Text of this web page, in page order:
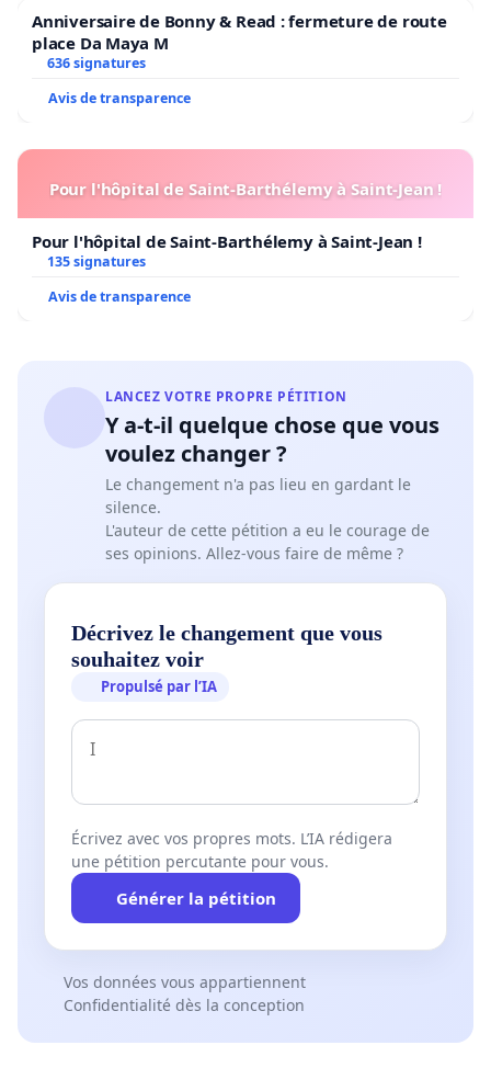
sont tout de même lancés sur une centaine de
mètres.
Le PIC est un endroit idéal, car la majorité de
émanant de l’usine avoisinante de traitement des
eaux usées et qu’il est tout à fait possible de
planifier un parcours autour des quelques sentiers
de marche qu’on y retrouve. Malgré l’étroitesse du
l’espace afin d’assurer une circulation fluide pour
De quoi avons-nous besoin?
Nous avons besoin de la collaboration de la ville
pour établir un plan de cohabitation entre les
travaux de l'usine et les usagers du parcours OU
une relocalisation d'envergure au démantelage du
parcours.
Aidez-nous à sauver le PIC ! ♥
Anniversaire de Bonny & Read : fermeture de route
place Da Maya M
636 signatures
Avis de transparence
Pour l'hôpital de Saint-Barthélemy à Saint-Jean !
Pour l'hôpital de Saint-Barthélemy à Saint-Jean !
135 signatures
Avis de transparence
LANCEZ VOTRE PROPRE PÉTITION
Y a-t-il quelque chose que vous
voulez changer ?
Le changement n'a pas lieu en gardant le
silence.
L'auteur de cette pétition a eu le courage de
ses opinions. Allez-vous faire de même ?
Décrivez le changement que vous
souhaitez voir
Propulsé par l’IA
Écrivez avec vos propres mots. L’IA rédigera
une pétition percutante pour vous.
Générer la pétition
Vos données vous appartiennent
Confidentialité dès la conception